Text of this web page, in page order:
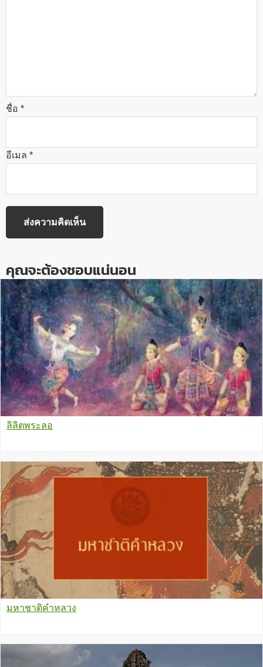
ชื่อ *
อีเมล *
คุณจะต้องชอบแน่นอน
ลิลิตพระลอ
มหาชาติคำหลวง